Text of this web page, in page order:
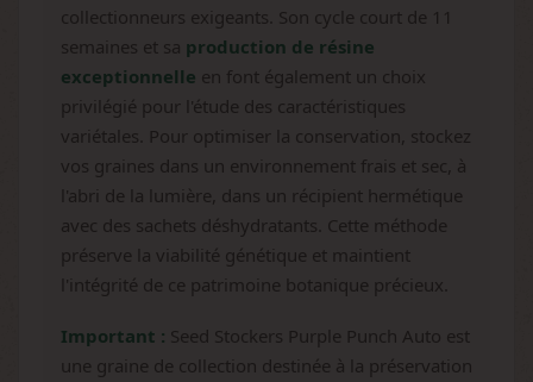
collectionneurs exigeants. Son cycle court de 11
semaines et sa production de résine
exceptionnelle en font également un choix
privilégié pour l'étude des caractéristiques
variétales. Pour optimiser la conservation, stockez
vos graines dans un environnement frais et sec, à
l'abri de la lumière, dans un récipient hermétique
avec des sachets déshydratants. Cette méthode
préserve la viabilité génétique et maintient
l'intégrité de ce patrimoine botanique précieux.
Important : Seed Stockers Purple Punch Auto est
une graine de collection destinée à la préservation